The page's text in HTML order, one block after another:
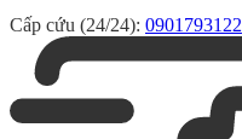
Cấp cứu (24/24): 0901793122